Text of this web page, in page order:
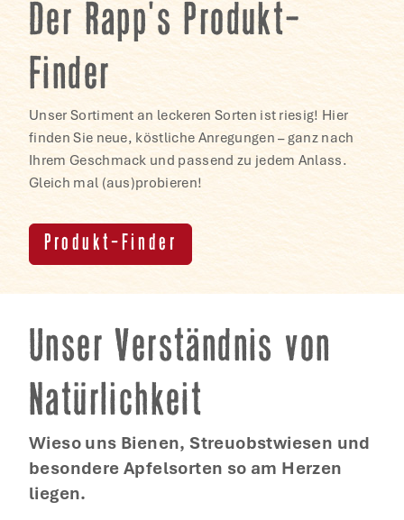
Der Rapp's Produkt-
Finder
Unser Sortiment an leckeren Sorten ist riesig! Hier
finden Sie neue, köstliche Anregungen – ganz nach
Ihrem Geschmack und passend zu jedem Anlass.
Gleich mal (aus)probieren!
Produkt-Finder
Unser Verständnis von
Natürlichkeit
Wieso uns Bienen, Streuobstwiesen und
besondere Apfelsorten so am Herzen
liegen.